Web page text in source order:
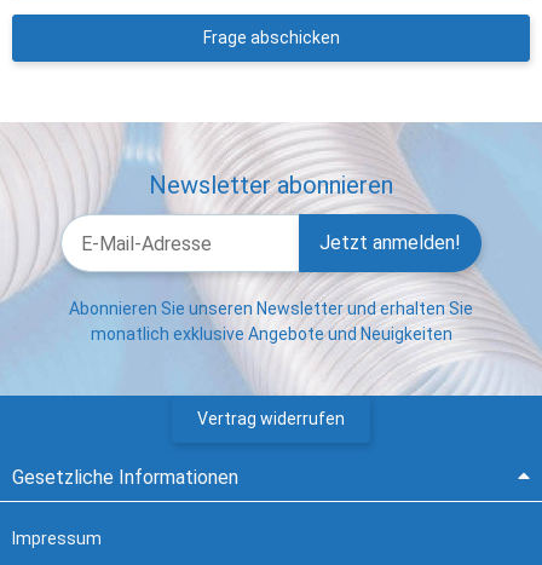
Frage abschicken
Newsletter abonnieren
Jetzt anmelden!
Abonnieren Sie unseren Newsletter und erhalten Sie
monatlich exklusive Angebote und Neuigkeiten
Vertrag widerrufen
Gesetzliche Informationen
Impressum